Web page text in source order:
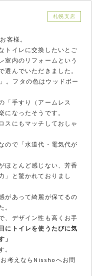
札幌支店
客様。
トイレに交換したいとご
室内のリフォームという
選んでいただきました。
。フタの色はウッドボー
「手すり（アームレス
になったそうです。
スにもマッチしておしゃ
ので「水道代・電気代が
ほとんど感じない、芳香
」と驚かれておりまし
があって綺麗が保てるの
。
、デザイン性も高くお手
日にトイレを使うたびに気
」
。
考えならNisshoへお問